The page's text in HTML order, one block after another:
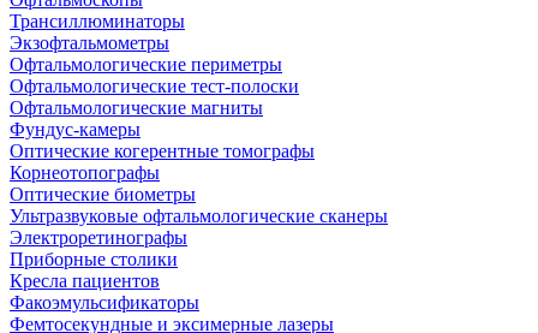
Трансиллюминаторы
Экзофтальмометры
Офтальмологические периметры
Офтальмологические тест-полоски
Офтальмологические магниты
Фундус-камеры
Оптические когерентные томографы
Корнеотопографы
Оптические биометры
Ультразвуковые офтальмологические сканеры
Электроретинографы
Приборные столики
Кресла пациентов
Факоэмульсификаторы
Фемтосекундные и эксимерные лазеры